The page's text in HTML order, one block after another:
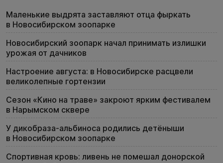
Маленькие выдрята заставляют отца фыркать
в Новосибирском зоопарке
Новосибирский зоопарк начал принимать излишки
урожая от дачников
Настроение августа: в Новосибирске расцвели
великолепные гортензии
Сезон «Кино на траве» закроют ярким фестивалем
в Нарымском сквере
У дикобраза-альбиноса родились детёныши
в Новосибирском зоопарке
Спортивная кровь: ливень не помешал донорской